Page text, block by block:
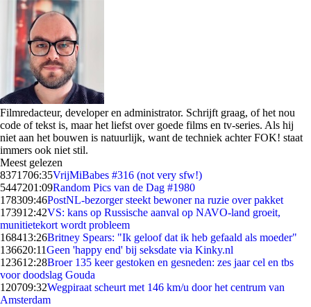
Filmredacteur, developer en administrator. Schrijft graag, of het nou
code of tekst is, maar het liefst over goede films en tv-series. Als hij
niet aan het bouwen is natuurlijk, want de techniek achter FOK! staat
immers ook niet stil.
Meest gelezen
8371706:35VrijMiBabes #316 (not very sfw!)
5447201:09Random Pics van de Dag #1980
178309:46PostNL-bezorger steekt bewoner na ruzie over pakket
173912:42VS: kans op Russische aanval op NAVO-land groeit,
munitietekort wordt probleem
168413:26Britney Spears: "Ik geloof dat ik heb gefaald als moeder"
136620:11Geen 'happy end' bij seksdate via Kinky.nl
123612:28Broer 135 keer gestoken en gesneden: zes jaar cel en tbs
voor doodslag Gouda
120709:32Wegpiraat scheurt met 146 km/u door het centrum van
Amsterdam